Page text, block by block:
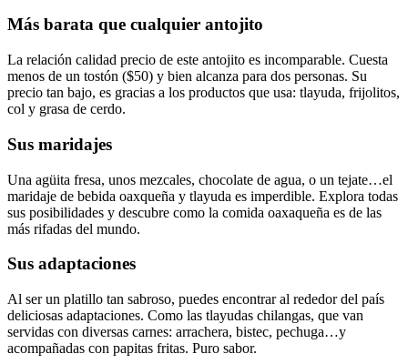
Más barata que cualquier antojito
La relación calidad precio de este antojito es incomparable. Cuesta
menos de un tostón ($50) y bien alcanza para dos personas. Su
precio tan bajo, es gracias a los productos que usa: tlayuda, frijolitos,
col y grasa de cerdo.
Sus maridajes
Una agüita fresa, unos mezcales, chocolate de agua, o un tejate…el
maridaje de bebida oaxqueña y tlayuda es imperdible. Explora todas
sus posibilidades y descubre como la comida oaxaqueña es de las
más rifadas del mundo.
Sus adaptaciones
Al ser un platillo tan sabroso, puedes encontrar al rededor del país
deliciosas adaptaciones. Como las tlayudas chilangas, que van
servidas con diversas carnes: arrachera, bistec, pechuga…y
acompañadas con papitas fritas. Puro sabor.